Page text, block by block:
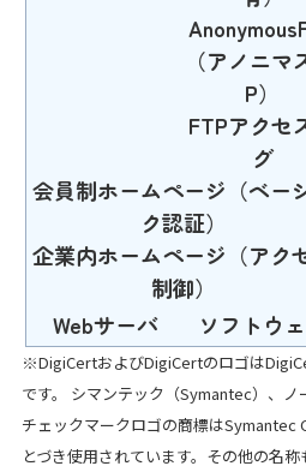
（アノニマ
P）
FTPアクセ
グ
会員制ホームページ（ベー
ク認証）
企業内ホームページ（アク
制御）
Webサーバ
ソフトウ
※DigiCertおよびDigiCertのロゴは
です。 シマンテック（Symantec）、
チェックマークロゴの商標はSymantec
とづき使用されています。その他の名